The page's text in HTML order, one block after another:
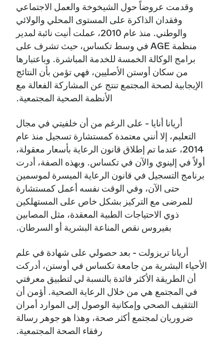
وقدمت عروضاً حول الشيخوخة والعمل الاجتماعي
وفقدان الذاكرة على المستوى المحلي والولائي
والوطني. منذ عام 2010، عملت أنيت نائبة لمدير
منظمة AGE في وسط تكساس، حيث تشرف على
برامج الوكالة الخمسة للخدمة المباشرة. وباعتبارها
من سكان أوستن الأصليين، فهي تؤمن بأن النتائج
الإيجابية لصحة المجتمع تنتج عن المشاركة الفعالة مع
الأنظمة الصحية المجتمعية.
أريانا أنايا - على الرغم من أن خلفيتي في مجال
التعليم، إلا أنني معتمدة كمستشارة تسجيل منذ عام
2014، عندما تم إطلاق قانون الرعاية بأسعار معقولة،
أولاً في إلينوي والآن في تكساس. وبهذه الصفة، أدرت
برنامج التسجيل في قانون الرعاية الميسرة لموسمين
حتى الآن، وفي الوقت نفسه أعمل كمستشارة
للمرضى مع التركيز بشكل خاص على المستهلكين
ذوي الاحتياجات الطبية المعقدة، مثل المصابين
بفيروس نقص المناعة البشرية أو السرطان.
أريانا تريزولت - بعد حصولي على شهادة في علم
الأحياء البشرية من جامعة تكساس في أوستن، أدركت
أن الطريقة الأكثر فائدة بالنسبة لي لتطبيق معرفتي
في المجتمع هي من خلال الرعاية الصحية. أؤمن أن
التثقيف الصحي وإمكانية الوصول إلى الموارد أمران
ضروريان لمجتمع أكثر صحة، وهذا هو جوهر رسالة
رفقاء الصحة المجتمعية.